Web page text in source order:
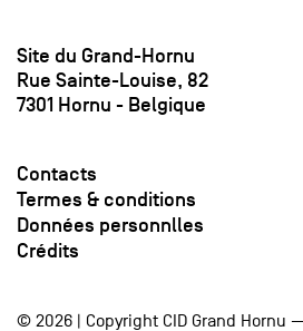
Site du Grand-Hornu
Rue Sainte-Louise, 82
7301 Hornu - Belgique
Contacts
Termes & conditions
Données personnlles
Crédits
© 2026 | Copyright CID Grand Hornu